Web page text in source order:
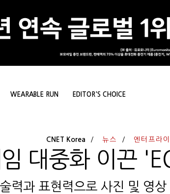
WEARABLE RUN EDITOR'S CHOICE
CNET Korea 뉴스 엔터프라
대중화 이끈
력과 표현력으로 사진 및 영